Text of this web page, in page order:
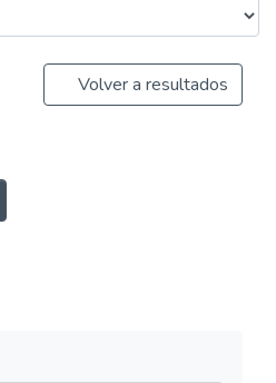
Volver a resultados